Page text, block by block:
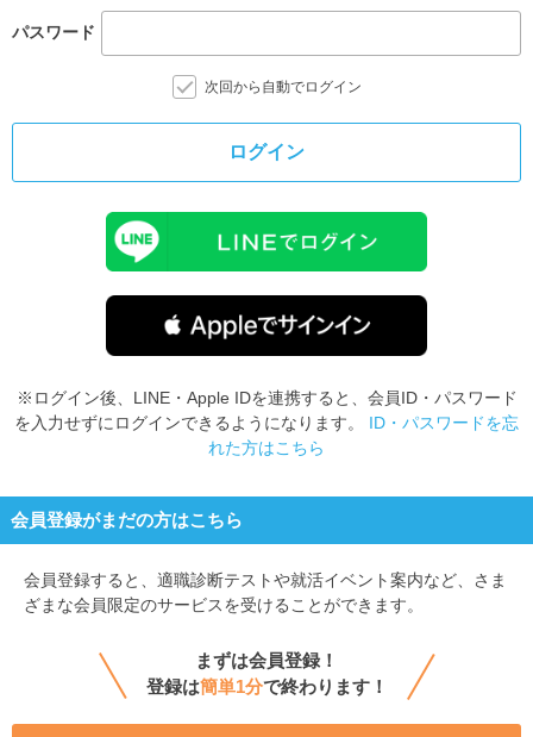
パスワード
次回から自動でログイン
ログイン
※ログイン後、LINE・Apple IDを連携すると、会員ID・パスワード
を入力せずにログインできるようになります。 ID・パスワードを忘
れた方はこちら
会員登録がまだの方はこちら
会員登録すると、 適職診断テストや就活イベント案内など、さま
ざまな会員限定のサービスを受けることができます。
まずは会員登録！
登録は簡単1分で終わります！